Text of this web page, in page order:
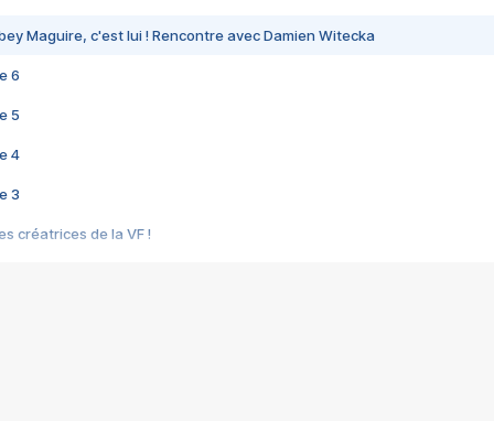
Maguire, c'est lui ! Rencontre avec Damien Witecka
6
5
4
3
créatrices de la VF !